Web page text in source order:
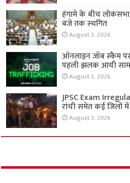
हंगामे के बीच लोकसभा
बजे तक स्थगित
August 3, 2026
ऑनलाइन जॉब स्कैम पर
पहली झलक आयी
August 3, 2026
JPSC Exam
रांची समेत कई जिलों में
August 3, 2026